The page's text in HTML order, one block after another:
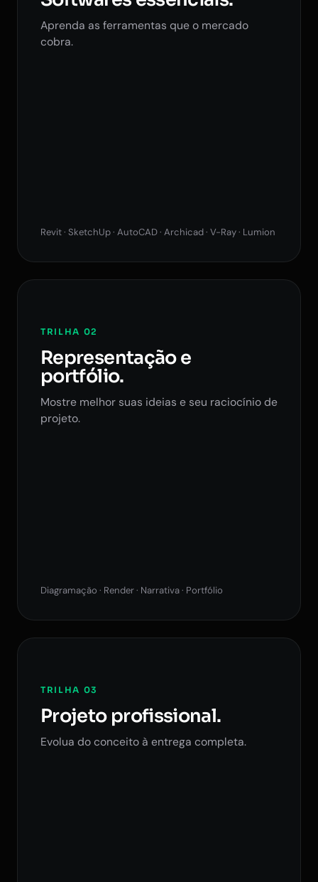
Aprenda as ferramentas que o mercado
cobra.
Revit · SketchUp · AutoCAD · Archicad · V-Ray · Lumion
TRILHA 02
Representação e
portfólio.
Mostre melhor suas ideias e seu raciocínio de
projeto.
Diagramação · Render · Narrativa · Portfólio
TRILHA 03
Projeto profissional.
Evolua do conceito à entrega completa.